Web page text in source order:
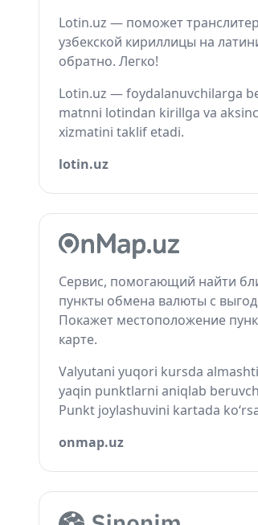
Lotin.uz — поможет
узбекской кириллицы на
обратно. Легко!
Lotin.uz — foydalanuvchilarga
matnni lotindan kirillga va
xizmatini taklif etadi.
lotin.uz
Сервис, помогающий найти
пункты обмена валюты с
Покажет местоположение
карте.
Valyutani yuqori kursda
yaqin punktlarni aniqlab
Punkt joylashuvini kartada
onmap.uz